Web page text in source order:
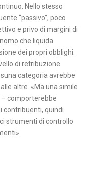
Nello stesso
“passivo”, poco
e privo di margini di
che liquida
dei propri obblighi.
di retribuzione
categoria avrebbe
altre. «Ma una simile
– comporterebbe
contribuenti, quindi
strumenti di controllo